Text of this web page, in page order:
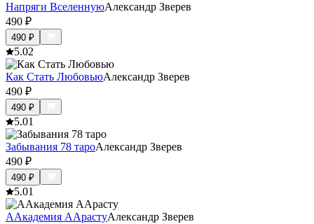
Напряги ВселеннуюАлександр Зверев
490 ₽
490 ₽
5.02
Как Стать ЛюбовьюАлександр Зверев
490 ₽
490 ₽
5.01
Забывания 78 тароАлександр Зверев
490 ₽
490 ₽
5.01
ААкадемия ААрастуАлександр Зверев